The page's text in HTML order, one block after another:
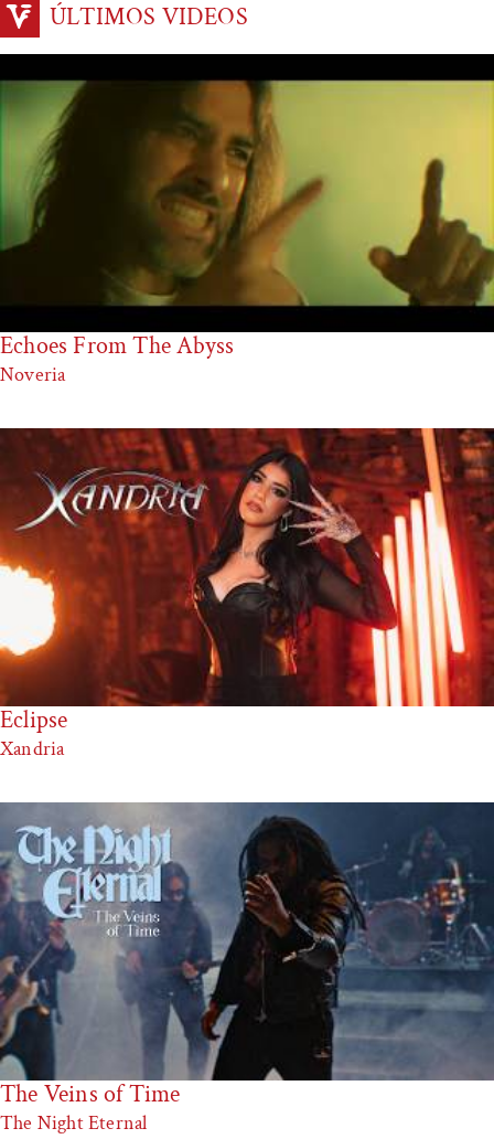
ÚLTIMOS VIDEOS
Echoes From The Abyss
Noveria
Eclipse
Xandria
The Veins of Time
The Night Eternal